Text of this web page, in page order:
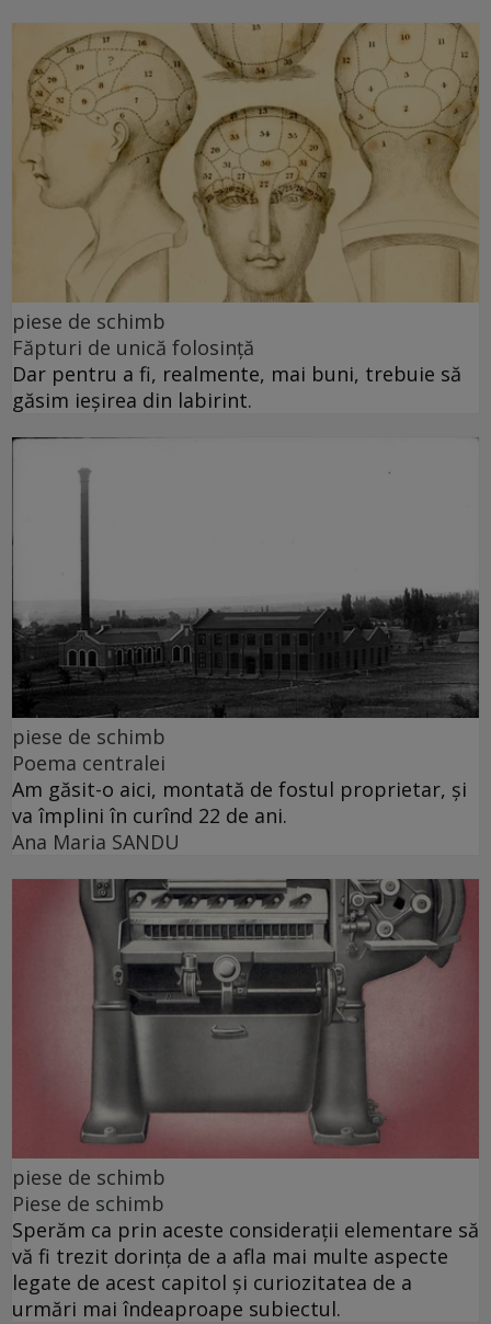
piese de schimb
Făpturi de unică folosință
Dar pentru a fi, realmente, mai buni, trebuie să
găsim ieșirea din labirint.
piese de schimb
Poema centralei
Am găsit-o aici, montată de fostul proprietar, și
va împlini în curînd 22 de ani.
Ana Maria SANDU
piese de schimb
Piese de schimb
Sperăm ca prin aceste considerații elementare să
vă fi trezit dorința de a afla mai multe aspecte
legate de acest capitol și curiozitatea de a
urmări mai îndeaproape subiectul.